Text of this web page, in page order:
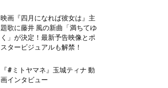
映画『四月になれば彼女は』主
題歌に藤井 風の新曲「満ちてゆ
く」が決定！最新予告映像とポ
スタービジュアルも解禁！
『#ミトヤマネ』玉城ティナ 動
画インタビュー